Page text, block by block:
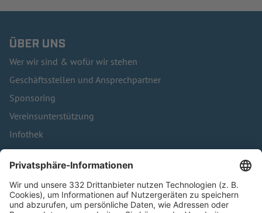
ÜBER UNS
Wer wir sind & wofür wir stehen
Geschäftsstellen und Ansprechpartner
Sponsoring
Vereinsunterstützung
Infothek
Kontakt
HÄUFIG BESUCHTE SEITEN
Pässe und Vereinswechsel